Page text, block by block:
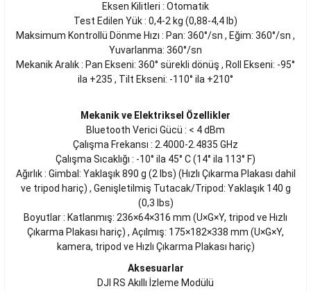
Eksen Kilitleri : Otomatik
Test Edilen Yük : 0,4-2 kg (0,88-4,4 lb)
Maksimum Kontrollü Dönme Hızı : Pan: 360°/sn , Eğim: 360°/sn ,
Yuvarlanma: 360°/sn
Mekanik Aralık : Pan Ekseni: 360° sürekli dönüş , Roll Ekseni: -95°
ila +235 , Tilt Ekseni: -110° ila +210°
Mekanik ve Elektriksel Özellikler
Bluetooth Verici Gücü : < 4 dBm
Çalışma Frekansı : 2.4000-2.4835 GHz
Çalışma Sıcaklığı : -10° ila 45° C (14° ila 113° F)
Ağırlık : Gimbal: Yaklaşık 890 g (2 lbs) (Hızlı Çıkarma Plakası dahil
ve tripod hariç) , Genişletilmiş Tutacak/Tripod: Yaklaşık 140 g
(0,3 lbs)
Boyutlar : Katlanmış: 236×64×316 mm (U×G×Y, tripod ve Hızlı
Çıkarma Plakası hariç) , Açılmış: 175×182×338 mm (U×G×Y,
kamera, tripod ve Hızlı Çıkarma Plakası hariç)
Aksesuarlar
DJI RS Akıllı İzleme Modülü